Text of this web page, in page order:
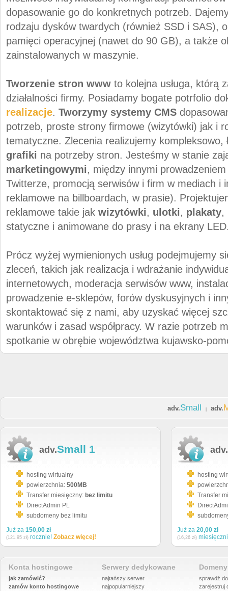
dopasowanie go do konkretnych potrzeb.
rodzaju dysków twardych (również SSD i SAS),
pamięci operacyjnej (nawet do 90 GB), a także
zainstalowanych w maszynie.
Tworzenie stron www to kolejna usługa, którą
działalności firmy. Posiadamy bogate potrfolio
realizacje. Tworzymy systemy CMS
potrzeb, proste strony firmowe (wizytówki) jak i
tematyczne. Zlecenia realizujemy kompleksowo,
grafiki na potrzeby stron. Jesteśmy w stanie
marketingowymi, między innymi
Twitterze, promocją serwisów i firm w mediach i
reklamowe na billboardach, w prasie).
reklamowe takie jak wizytówki, ulotki, plakaty,
statyczne i animowane do prasy i na ekrany
Prócz wyżej wymienionych usług podejmujemy
zleceń, takich jak realizacja i wdrażanie
internetowych, moderacja serwisów www,
prowadzenie e-sklepów, forów dyskusyjnych i
skontaktować się z nami, aby uzyskać więcej
warunków i zasad współpracy. W razie potrzeb
spotkanie w obrębie województwa kujawsko-
adv.Small adv.
adv.Small 1
hosting wirtualny
powierzchnia: 500MB
Transfer miesięczny: bez limitu
DirectAdmin PL
subdomeny bez limitu
Już za 150,00 zł
(121,95 zł) rocznie! Zobacz więcej!
adv.
hosting
Transfer
Już za 20,00 zł
(16,26 zł)
Konta hostingowe
jak zamówić?
zamów konto hostingowe
Serwery dedykowane
najtańszy serwer
najpopularniejszy
sprawdź
zarejestruj